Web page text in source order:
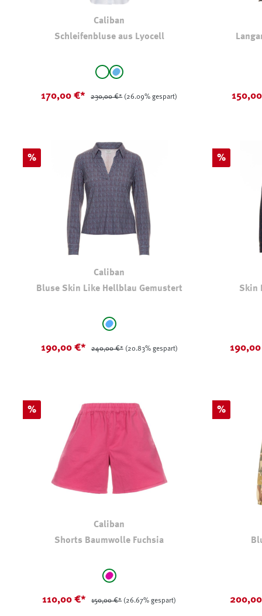
Caliban
Schleifenbluse aus Lyocell
auswählen
weißHellblau
170,00 €* 230,00 €* (26.09% gespart)
Rabatt
%
Caliban
Bluse Skin Like Hellblau Gemustert
auswählenhellblau - gemustert
190,00 €* 240,00 €* (20.83% gespart)
Rabatt
%
Skin
Rabatt
%
Caliban
Shorts Baumwolle Fuchsia
auswählenFuchsia -Himbeere
110,00 €* 150,00 €* (26.67% gespart)
Rabatt
%